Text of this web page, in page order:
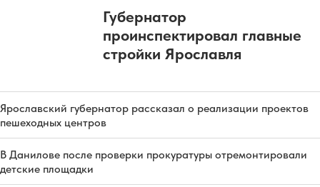
Губернатор
проинспектировал главные
стройки Ярославля
Ярославский губернатор рассказал о реализации проектов
пешеходных центров
В Данилове после проверки прокуратуры отремонтировали
детские площадки